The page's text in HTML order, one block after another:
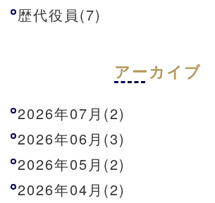
歴代役員(7)
アーカイブ
2026年07月(2)
2026年06月(3)
2026年05月(2)
2026年04月(2)